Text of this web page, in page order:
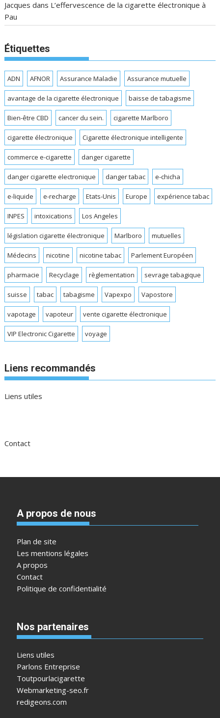
Jacques dans L’effervescence de la cigarette électronique à
Pau
Étiquettes
ADN AFNOR Assurance Maladie Assurance mutuelle
avantage de la cigarette électronique baisse de tabagisme
Bien-être CBD cancer du sein. cigarette Marlboro
cigarette électronique Cigarette électronique intelligente
commerce e-cigarette danger cigarette
danger cigarette electronique danger tabac e-chicha
e-liquide e-recharge Etats-Unis Europe expérience tabac
INPES intoxications Los Angeles
législation cigarette électronique Marlboro mutuelles
Médecins nicotine nicotine tabac Parlement Européen
pharmacie Recyclage règlementation sevrage tabagique
suisse tabac tabagisme Vapexpo Vapostore
vapotage vapoteur vente cigarette électronique
VIP Electronic Cigarette voyage
Liens recommandés
Liens utiles
Contact
A propos de nous
Plan de site
Les mentions légales
A propos
Contact
Politique de confidentialité
Nos partenaires
Liens utiles
Parlons Entreprise
Toutpourlacigarette
Webmarketing-seo.fr
redigeons.com